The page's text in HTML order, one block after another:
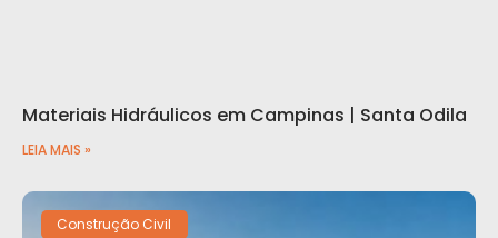
Materiais Hidráulicos em Campinas | Santa Odila
LEIA MAIS »
Construção Civil